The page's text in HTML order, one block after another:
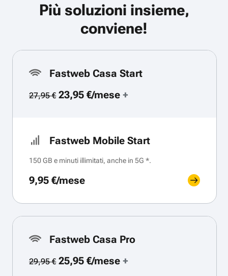
Più soluzioni insieme,
conviene!
Fastweb Casa Start
27,95 €23,95 €/mese+
Fastweb Mobile Start
150 GB e minuti illimitati, anche in 5G *.
9,95 €/mese
Fastweb Casa Pro
29,95 €25,95 €/mese+